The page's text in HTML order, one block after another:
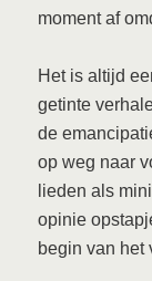
moment af
Het is altijd
getinte
de
op weg naar
lieden als
opinie
begin van het